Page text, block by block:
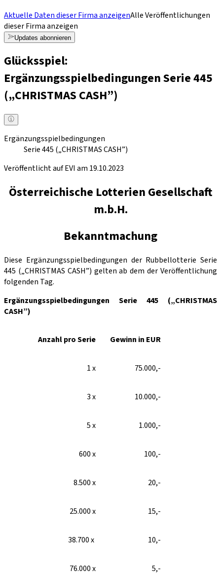
Aktuelle Daten dieser Firma anzeigenAlle Veröffentlichungen
dieser Firma anzeigen
Updates abonnieren
Glücksspiel:
Ergänzungsspielbedingungen Serie 445
(„CHRISTMAS CASH”)
Ergänzungsspielbedingungen
Serie 445 („CHRISTMAS CASH”)
Veröffentlicht auf EVI am 19.10.2023
Österreichische Lotterien Gesellschaft
m.b.H.
Bekanntmachung
Diese Ergänzungsspielbedingungen der Rubbellotterie Serie
445 („CHRISTMAS CASH”) gelten ab dem der Veröffentlichung
folgenden Tag.
Ergänzungsspielbedingungen Serie 445 („CHRISTMAS
CASH”)
Anzahl pro Serie Gewinn in EUR
1 x 75.000,-
3 x 10.000,-
5 x 1.000,-
600 x 100,-
8.500 x 20,-
25.000 x 15,-
38.700 x 10,-
76.000 x 5,-